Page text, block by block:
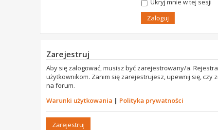
Ukryj mnie w tej sesji
Zarejestruj
Aby się zalogować, musisz być zarejestrowany/a.
użytkownikom. Zanim się zarejestrujesz, upewnij się,
na forum.
Warunki użytkowania | Polityka prywatności
Zarejestruj